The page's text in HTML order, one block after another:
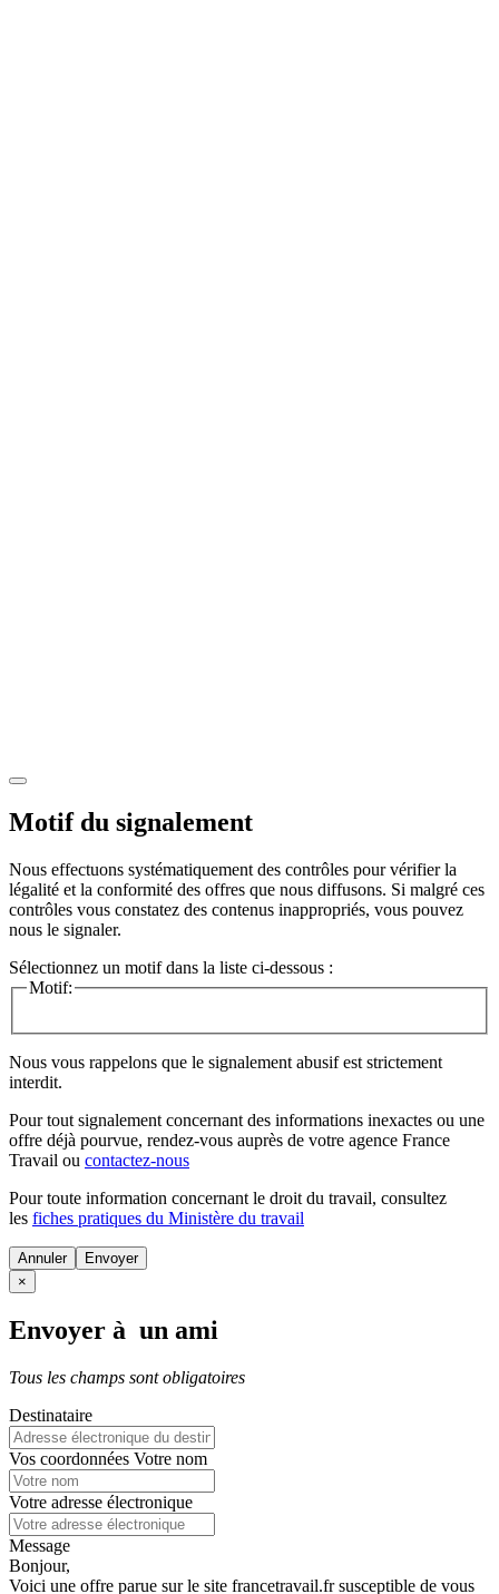
Motif du signalement
Nous effectuons systématiquement des contrôles pour vérifier la
légalité et la conformité des offres que nous diffusons. Si malgré ces
contrôles vous constatez des contenus inappropriés, vous pouvez
nous le signaler.
Sélectionnez un motif dans la liste ci-dessous :
Motif:
Nous vous rappelons que le signalement abusif est strictement
interdit.
Pour tout signalement concernant des informations inexactes ou une
offre déjà pourvue, rendez-vous auprès de votre agence France
Travail ou contactez-nous
Pour toute information concernant le droit du travail, consultez
les fiches pratiques du Ministère du travail
Annuler
×
Envoyer à un ami
Tous les champs sont obligatoires
Destinataire
Vos coordonnées Votre nom
Votre adresse électronique
Message
Bonjour,
Voici une offre parue sur le site francetravail.fr susceptible de vous